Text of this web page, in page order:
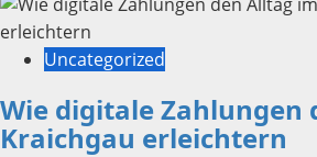
Uncategorized
Wie digitale Zahlungen
Kraichgau erleichtern